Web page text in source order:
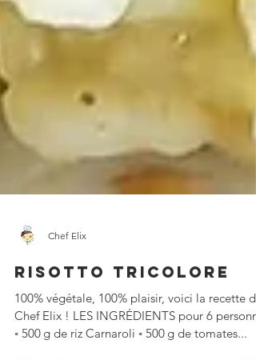
Chef Elix
RISOTTO TRICOLORE